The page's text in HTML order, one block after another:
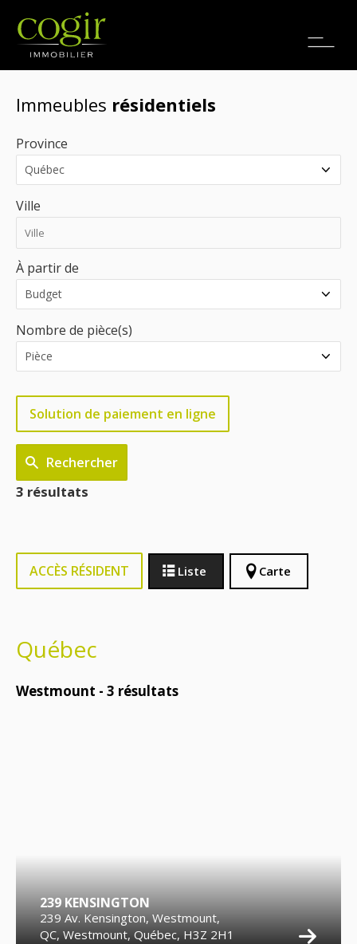
Emplois
Immeubles résidentiels
Province
Ville
À partir de
Nombre de pièce(s)
Solution de paiement en ligne
Rechercher
3 résultats
ACCÈS RÉSIDENT Liste Carte
Québec
Westmount - 3 résultats
239 KENSINGTON
239 Av. Kensington, Westmount,
QC, Westmount, Québec, H3Z 2H1